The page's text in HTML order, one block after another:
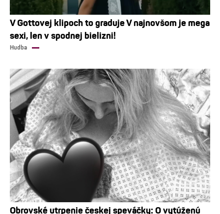
V Gottovej klipoch to graduje V najnovšom je mega
sexi, len v spodnej bielizni!
Hudba
Obrovské utrpenie českej speváčky: O vytúženú